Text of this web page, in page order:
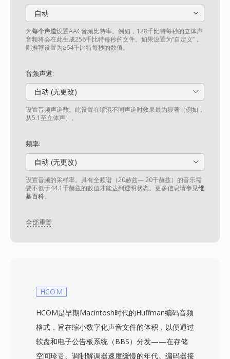
自动
为每个声道设置AAC音频比特率。例如，128千比特每秒的立体声
音频将会在此生成256千比特每秒的文件。如果设置为“自定义”，
则推荐设置为≥64千比特每秒的数值。
音频声道:
自动 (无更改)
设置音频声道数。此设置在缩混不同声道时效果最为显著（例如，
从5.1至立体声）。
频率:
自动 (无更改)
设置音频的采样率。具有全频谱（20赫兹— 20千赫兹）的音乐需
要不低于44.1千赫兹的数值才能达到透明状态。更多信息请参见维
基百科。
全部重置
HCOM
HCOM是早期Macintosh时代的Huffman编码音频
格式，旨在缩小数字化声音文件的体积，以便通过
软盘和电子公告板系统（BBS）分发——在存储
空间珍贵、调制解调器速度缓慢的年代。编码器接